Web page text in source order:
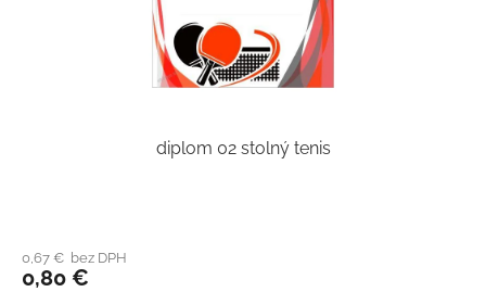
diplom 02 stolný tenis
0,67 € bez DPH
0,80 €